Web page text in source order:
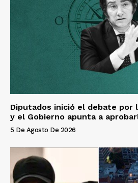
Diputados inició el debate por
y el Gobierno apunta a
5 De Agosto De 2026